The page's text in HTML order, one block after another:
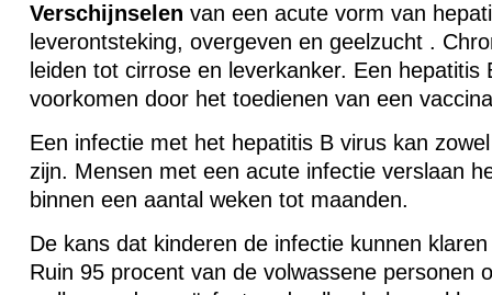
Verschijnselen van een acute vorm van
leverontsteking, overgeven en geelzucht .
leiden tot cirrose en leverkanker. Een hepatitis
voorkomen door het toedienen van een
Een infectie met het hepatitis B virus kan
zijn. Mensen met een acute infectie verslaan
binnen een aantal weken tot maanden.
De kans dat kinderen de infectie kunnen
Ruin 95 procent van de volwassene personen